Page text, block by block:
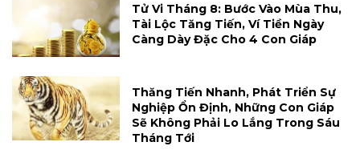
Tử Vi Tháng 8: Bước Vào Mùa Thu,
Tài Lộc Tăng Tiến, Ví Tiền Ngày
Càng Dày Đặc Cho 4 Con Giáp
Thăng Tiến Nhanh, Phát Triển Sự
Nghiệp Ổn Định, Những Con Giáp
Sẽ Không Phải Lo Lắng Trong Sáu
Tháng Tới